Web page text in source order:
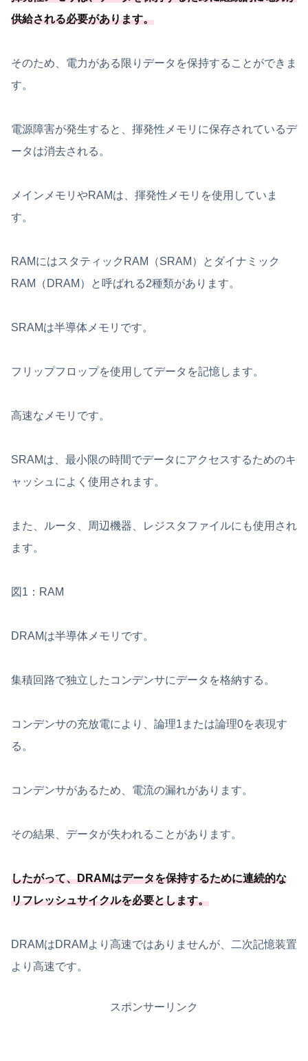
供給される必要があります。
そのため、電力がある限りデータを保持することができま
す。
電源障害が発生すると、揮発性メモリに保存されているデ
ータは消去される。
メインメモリやRAMは、揮発性メモリを使用していま
す。
RAMにはスタティックRAM（SRAM）とダイナミック
RAM（DRAM）と呼ばれる2種類があります。
SRAMは半導体メモリです。
フリップフロップを使用してデータを記憶します。
高速なメモリです。
SRAMは、最小限の時間でデータにアクセスするためのキ
ャッシュによく使用されます。
また、ルータ、周辺機器、レジスタファイルにも使用され
ます。
図1：RAM
DRAMは半導体メモリです。
集積回路で独立したコンデンサにデータを格納する。
コンデンサの充放電により、論理1または論理0を表現す
る。
コンデンサがあるため、電流の漏れがあります。
その結果、データが失われることがあります。
したがって、DRAMはデータを保持するために連続的な
リフレッシュサイクルを必要とします。
DRAMはDRAMより高速ではありませんが、二次記憶装置
より高速です。
スポンサーリンク